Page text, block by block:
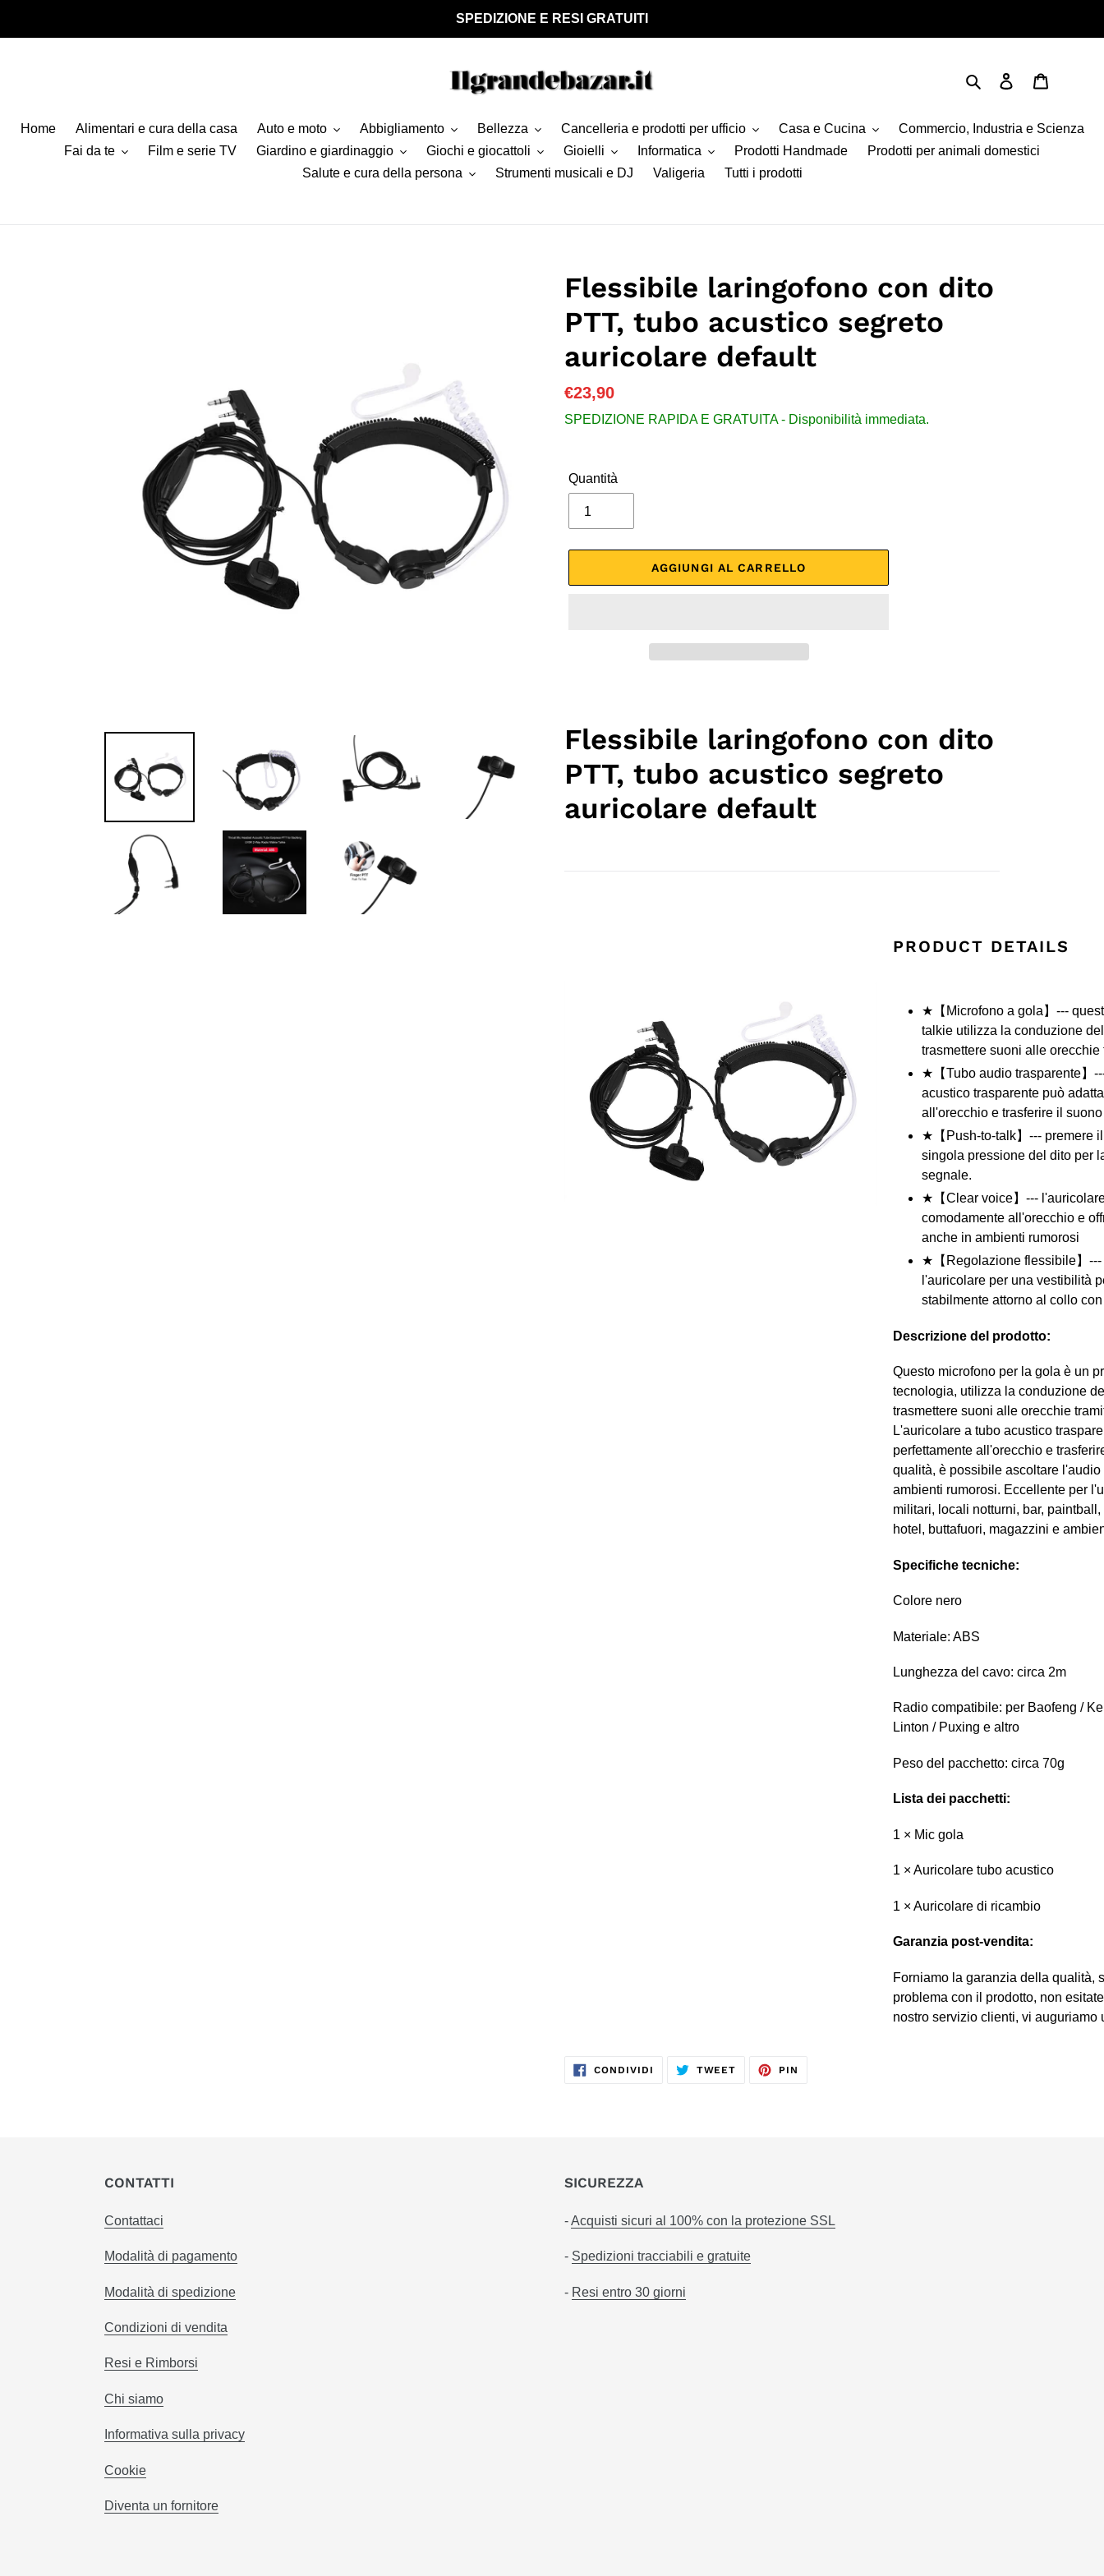
SPEDIZIONE E RESI GRATUITI
Cerca Accedi
Home Alimentari e cura della casa Auto e moto Abbigliamento Bellezza Cancelleria e prodotti per ufficio Casa e Cucina
Commercio, Industria e Scienza
Fai da te
Film e serie TV Giardino e giardinaggio Giochi e giocattoli Gioielli Informatica Prodotti Handmade
Prodotti per animali domestici
Salute e cura della persona
Strumenti musicali e DJ Valigeria Tutti i prodotti
Flessibile laringofono con dito
PTT, tubo acustico segreto
auricolare default
Prezzo
di
€23,90
SPEDIZIONE RAPIDA E GRATUITA - Disponibilità immediata.
Quantità
AGGIUNGI AL CARRELLO
prodotto
nel
carrello
Flessibile laringofono con dito
PTT, tubo acustico segreto
auricolare default
PRODUCT DETAILS
★【Microfono a gola】---
talkie utilizza la conduzione
trasmettere suoni alle
★【Tubo audio trasparente】
acustico trasparente può
all'orecchio e trasferire il
★【Push-to-talk】--- premere
singola pressione del dito per
segnale.
★【Clear voice】---
comodamente all'orecchio e
anche in ambienti rumorosi
★【Regolazione flessibile】
l'auricolare per una vestibilità
stabilmente attorno al collo
Descrizione del prodotto:
Questo microfono per la gola è un
tecnologia, utilizza la conduzione
trasmettere suoni alle orecchie
L'auricolare a tubo acustico
perfettamente all'orecchio e
qualità, è possibile ascoltare
ambienti rumorosi. Eccellente per
militari, locali notturni, bar,
hotel, buttafuori, magazzini e
Specifiche tecniche:
Colore nero
Materiale: ABS
Lunghezza del cavo: circa 2m
Radio compatibile: per Baofeng /
Linton / Puxing e altro
Peso del pacchetto: circa 70g
Lista dei pacchetti:
1 × Mic gola
1 × Auricolare tubo acustico
1 × Auricolare di ricambio
Garanzia post-vendita:
Forniamo la garanzia della qualità,
problema con il prodotto, non
nostro servizio clienti, vi auguriamo
CONDIVIDI CONDIVIDITWEET TWITTA PIN
CONTATTI
Contattaci
Modalità di pagamento
Modalità di spedizione
Condizioni di vendita
Resi e Rimborsi
Chi siamo
Informativa sulla privacy
Cookie
Diventa un fornitore
SICUREZZA
-Acquisti sicuri al 100% con la protezione SSL
- Spedizioni tracciabili e gratuite
- Resi entro 30 giorni